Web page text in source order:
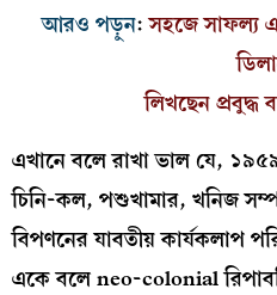
আরও পড়ুন:সহজে সাফল্য
লিখছেন প্রবুদ্ধ
এখানে বলে রাখা ভাল যে,
চিনি-কল, পশুখামার, খনিজ
বিপণনের যাবতীয় কার্যকলাপ
একে বলে neo-colonial